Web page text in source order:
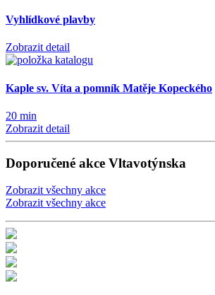
Vyhlídkové plavby
Zobrazit detail
Kaple sv. Víta a pomník Matěje Kopeckého
20 min
Zobrazit detail
Doporučené akce Vltavotýnska
Zobrazit všechny akce
Zobrazit všechny akce